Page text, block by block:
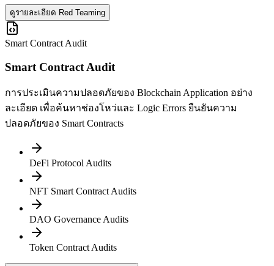
ดูรายละเอียด Red Teaming
Smart Contract Audit
Smart Contract Audit
การประเมินความปลอดภัยของ Blockchain Application อย่าง
ละเอียด เพื่อค้นหาช่องโหว่และ Logic Errors ยืนยันความ
ปลอดภัยของ Smart Contracts
DeFi Protocol Audits
NFT Smart Contract Audits
DAO Governance Audits
Token Contract Audits